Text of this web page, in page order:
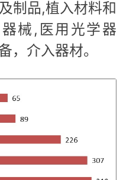
制品,植入材料和
械,医用光学器
，介入器材。